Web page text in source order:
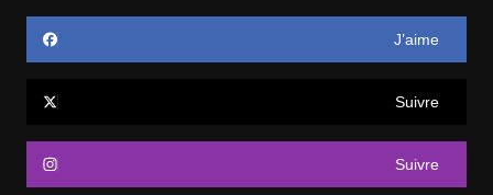
J’aime
Suivre
Suivre